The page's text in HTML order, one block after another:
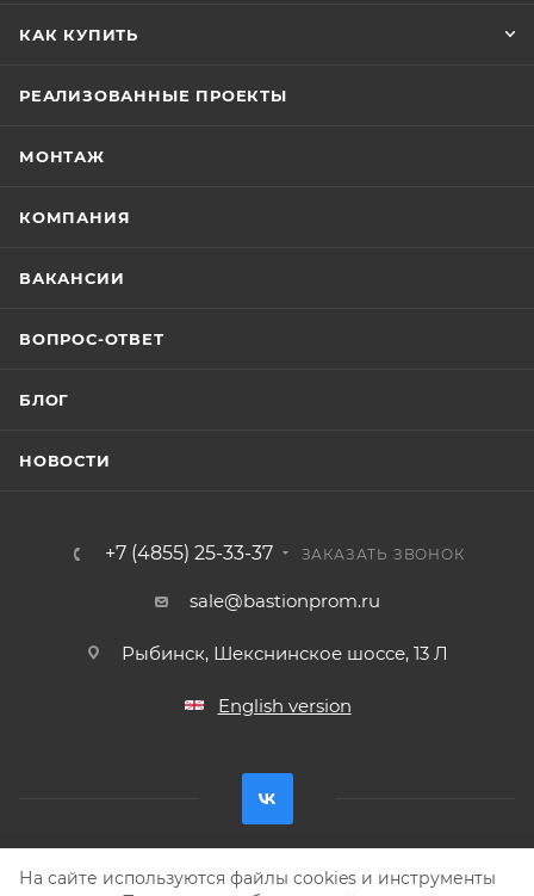
КАК КУПИТЬ
РЕАЛИЗОВАННЫЕ ПРОЕКТЫ
МОНТАЖ
КОМПАНИЯ
ВАКАНСИИ
ВОПРОС-ОТВЕТ
БЛОГ
НОВОСТИ
+7 (4855) 25-33-37 ЗАКАЗАТЬ ЗВОНОК
sale@bastionprom.ru
Рыбинск, Шекснинское шоссе, 13 Л
English version
Разработка —Интео
На сайте используются файлы cookies и инструменты